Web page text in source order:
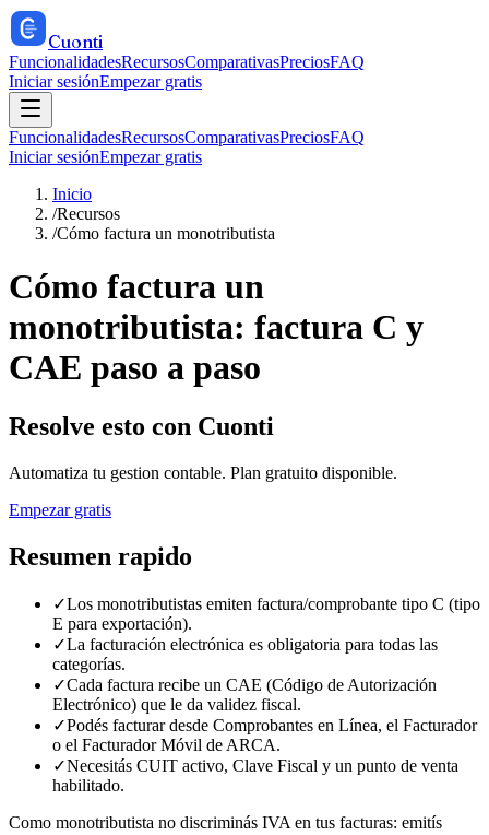
Cuonti
FuncionalidadesRecursosComparativasPreciosFAQ
Iniciar sesiónEmpezar gratis
FuncionalidadesRecursosComparativasPreciosFAQ
Iniciar sesiónEmpezar gratis
Inicio
/Recursos
/Cómo factura un monotributista
Cómo factura un
monotributista: factura C y
CAE paso a paso
Resolve esto con Cuonti
Automatiza tu gestion contable. Plan gratuito disponible.
Empezar gratis
Resumen rapido
✓Los monotributistas emiten factura/comprobante tipo C (tipo
E para exportación).
✓La facturación electrónica es obligatoria para todas las
categorías.
✓Cada factura recibe un CAE (Código de Autorización
Electrónico) que le da validez fiscal.
✓Podés facturar desde Comprobantes en Línea, el Facturador
o el Facturador Móvil de ARCA.
✓Necesitás CUIT activo, Clave Fiscal y un punto de venta
habilitado.
Como monotributista no discriminás IVA en tus facturas: emitís